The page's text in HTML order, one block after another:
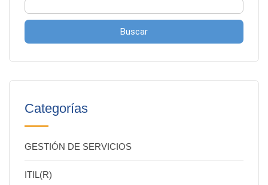
Buscar
Categorías
GESTIÓN DE SERVICIOS
ITIL(R)